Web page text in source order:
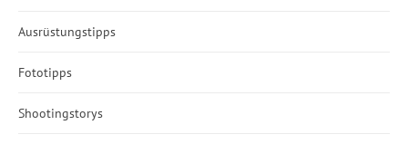
Ausrüstungstipps
Fototipps
Shootingstorys